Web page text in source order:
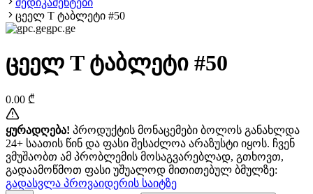
მედიკამენტები
ცეელ T ტაბლეტი #50
gpc.ge
ცეელ T ტაბლეტი #50
0.00 ₾
ყურადღება! პროდუქტის მონაცემები ბოლოს განახლდა
24+ საათის წინ და ფასი შესაძლოა არაზუსტი იყოს. ჩვენ
ვმუშაობთ ამ პრობლემის მოსაგვარებლად, გთხოვთ,
გადაამოწმოთ ფასი უშუალოდ მითითებულ ბმულზე:
გადასვლა პროვაიდერის საიტზე